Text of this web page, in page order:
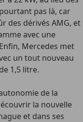
pas là, car
des dérivés AMG, et
avec une
Mercedes met
un tout nouveau
1,5 litre.
de la
la nouvelle
et dans ses